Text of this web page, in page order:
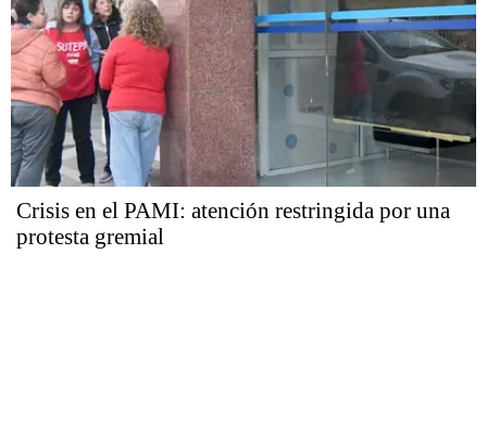
Crisis en el PAMI: atención restringida por una
protesta gremial